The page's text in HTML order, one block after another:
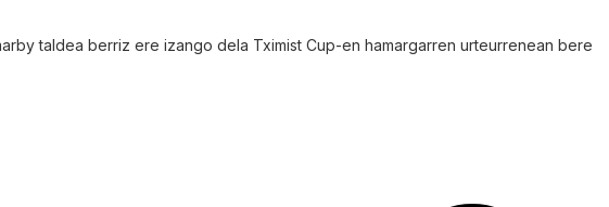
taldea berriz ere izango dela Tximist Cup-en hamargarren urteurrenean bere